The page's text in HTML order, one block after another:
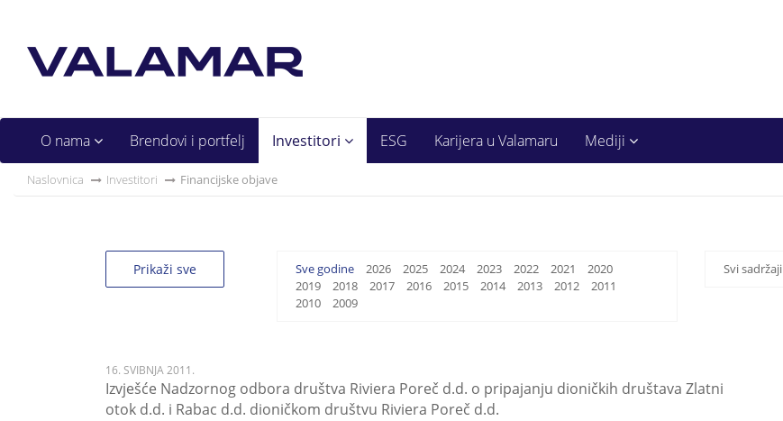
O nama Brendovi i portfelj Investitori ESG Karijera u Valamaru Mediji
Naslovnica Investitori Financijske objave
Prikaži sve Sve godine 2026 2025 2024 2023 2022 2021
2020
2019
2018 2017 2016 2015 2014 2013 2012
2011
2010
2009
Svi sadržaji
16. SVIBNJA 2011.
Izvješće Nadzornog odbora društva Riviera Poreč d.d. o pripajanju dioničkih društava Zlatni
otok d.d. i Rabac d.d. dioničkom društvu Riviera Poreč d.d.